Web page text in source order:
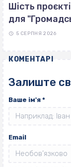
Шість
для
5 СЕРПНЯ 2026
КОМЕНТАРІ
Залиште
Ваше ім'я *
Email